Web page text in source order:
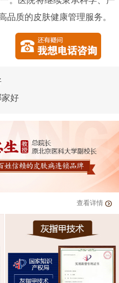
品质的皮肤健康管理服务。
好
查看详情